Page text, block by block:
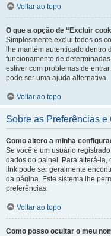
Voltar ao topo
O que a opção de “Excluir
Simplesmente exclui todos os
lhe mantém autenticado dentro
funcionamento de
estiver com problemas de
pode ser uma ajuda alternativa.
Voltar ao topo
Sobre as Preferências
Como altero a minha
Se você é um usuário
dados do painel. Para alterá-la,
link pode ser geralmente
da página. Este sistema lhe
preferências.
Voltar ao topo
Como posso ocultar o meu